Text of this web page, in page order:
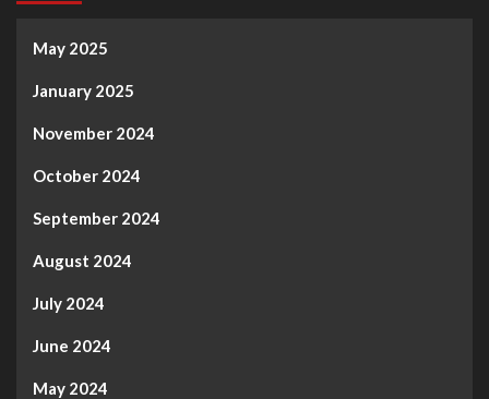
May 2025
January 2025
November 2024
October 2024
September 2024
August 2024
July 2024
June 2024
May 2024